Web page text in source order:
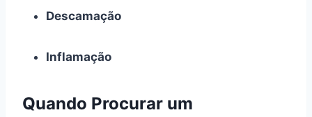
Descamação
Inflamação
Quando Procurar um